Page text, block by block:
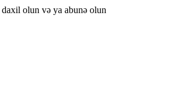
olun və ya abunə olun